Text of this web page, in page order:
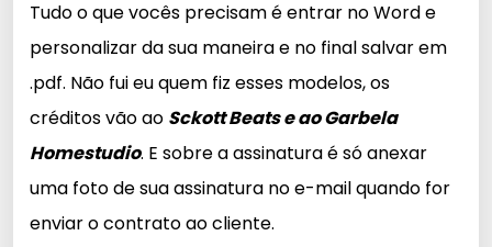
Tudo o que vocês precisam é entrar no Word e
personalizar da sua maneira e no final salvar em
.pdf. Não fui eu quem fiz esses modelos, os
créditos vão ao Sckott Beats e ao Garbela
Homestudio. E sobre a assinatura é só anexar
uma foto de sua assinatura no e-mail quando for
enviar o contrato ao cliente.